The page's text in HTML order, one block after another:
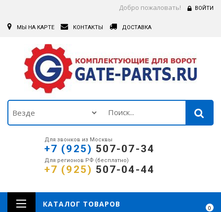
Добро пожаловать! ВОЙТИ
МЫ НА КАРТЕ КОНТАКТЫ ДОСТАВКА
Для звонков из Москвы
+7 (925) 507-07-34
Для регионов РФ (бесплатно)
+7 (925) 507-04-44
0
КАТАЛОГ ТОВАРОВ